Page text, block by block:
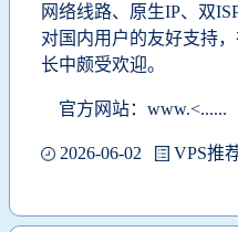
网络线路、原生IP、双
对国内用户的友好支持
长中颇受欢迎。
官方网站：www.<......
2026-06-02 VPS推